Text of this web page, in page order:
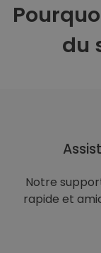
du
Notre
rapide et